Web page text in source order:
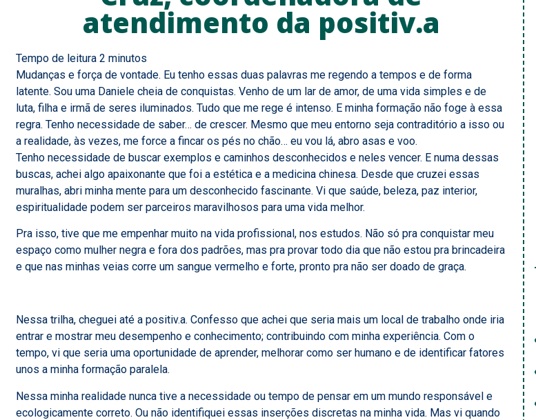
atendimento da positiv.a
Mudanças e força de vontade. Eu tenho essas duas palavras me regendo a tempos e de forma
latente. Sou uma Daniele cheia de conquistas. Venho de um lar de amor, de uma vida simples e de
luta, filha e irmã de seres iluminados. Tudo que me rege é intenso. E minha formação não foge à essa
regra. Tenho necessidade de saber… de crescer. Mesmo que meu entorno seja contraditório a isso ou
a realidade, às vezes, me force a fincar os pés no chão… eu vou lá, abro asas e voo.
Tenho necessidade de buscar exemplos e caminhos desconhecidos e neles vencer. E numa dessas
buscas, achei algo apaixonante que foi a estética e a medicina chinesa. Desde que cruzei essas
muralhas, abri minha mente para um desconhecido fascinante. Vi que saúde, beleza, paz interior,
espiritualidade podem ser parceiros maravilhosos para uma vida melhor.
Pra isso, tive que me empenhar muito na vida profissional, nos estudos. Não só pra conquistar meu
espaço como mulher negra e fora dos padrões, mas pra provar todo dia que não estou pra brincadeira
e que nas minhas veias corre um sangue vermelho e forte, pronto pra não ser doado de graça.
Nessa trilha, cheguei até a positiv.a. Confesso que achei que seria mais um local de trabalho onde iria
entrar e mostrar meu desempenho e conhecimento; contribuindo com minha experiência. Com o
tempo, vi que seria uma oportunidade de aprender, melhorar como ser humano e de identificar fatores
unos a minha formação paralela.
Nessa minha realidade nunca tive a necessidade ou tempo de pensar em um mundo responsável e
ecologicamente correto. Ou não identifiquei essas inserções discretas na minha vida. Mas vi quando